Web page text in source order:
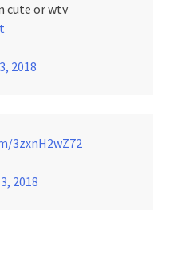
cute or wtv
2018
3zxnH2wZ72
2018